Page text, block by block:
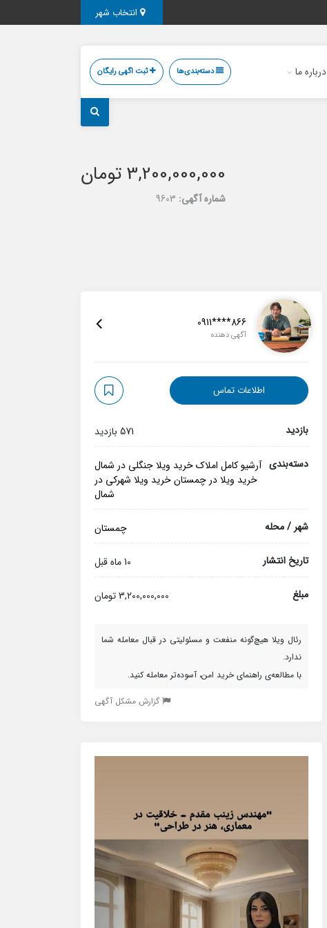
درباره ما دسته‌بندی‌ها ثبت اگهی رایگان
3,200,000,000 تومان
شماره آگهی: 9603
0911****866
آگهی دهنده
اطلاعات تماس
بازدید 571 بازدید
دسته‌بندی آرشیو کامل املاکخرید ویلا جنگلی در شمال
خرید ویلا در چمستانخرید ویلا شهرکی در
شمال
شهر / محله چمستان
تاریخ انتشار 10 ماه قبل
مبلغ 3,200,000,000 تومان
رئال ویلا هیچ‌گونه منفعت و مسئولیتی در قبال معامله شما
ندارد.
با مطالعه‌ی راهنمای خرید امن، آسوده‌تر معامله کنید.
گزارش مشکل آگهی